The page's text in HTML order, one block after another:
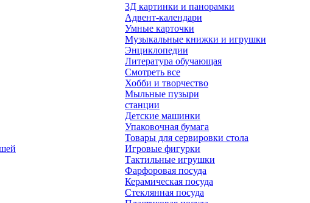
3Д картинки и панорамки
Адвент-календари
Умные карточки
Музыкальные книжки и игрушки
Энциклопедии
Литература обучающая
Смотреть все
Хобби и творчество
Мыльные пузыри
станции
Детские машинки
Упаковочная бумага
Товары для сервировки стола
Игровые фигурки
Тактильные игрушки
Фарфоровая посуда
Керамическая посуда
Стеклянная посуда